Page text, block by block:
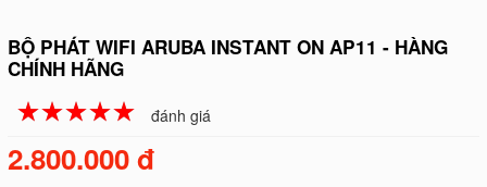
BỘ PHÁT WIFI ARUBA INSTANT ON AP11 - HÀNG
CHÍNH HÃNG
☆☆☆☆☆
★★★★★ đánh giá
2.800.000 đ